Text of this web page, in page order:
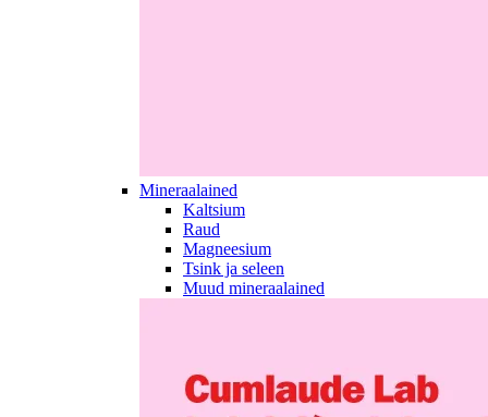
Mineraalained
Kaltsium
Raud
Magneesium
Tsink ja seleen
Muud mineraalained